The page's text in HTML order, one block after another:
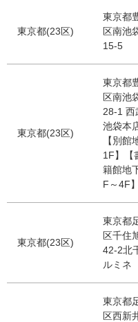
東京都(23区)
東京都
区南池
15-5
東京都(23区)
東京都
区南池
28-1 西
池袋本
【別館
1F】【
籍館地
F～4F】
東京都(23区)
東京都
区千住
42-2北
ルミネ
東京都
区西新